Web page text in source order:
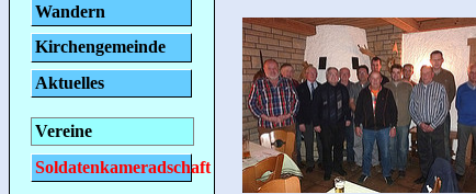
Wandern
Kirchengemeinde
Aktuelles
Vereine
Soldatenkameradschaft